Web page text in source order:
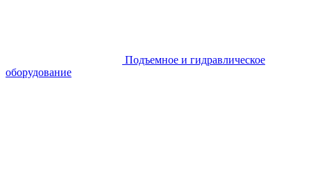
Подъемное и гидравлическое
оборудование